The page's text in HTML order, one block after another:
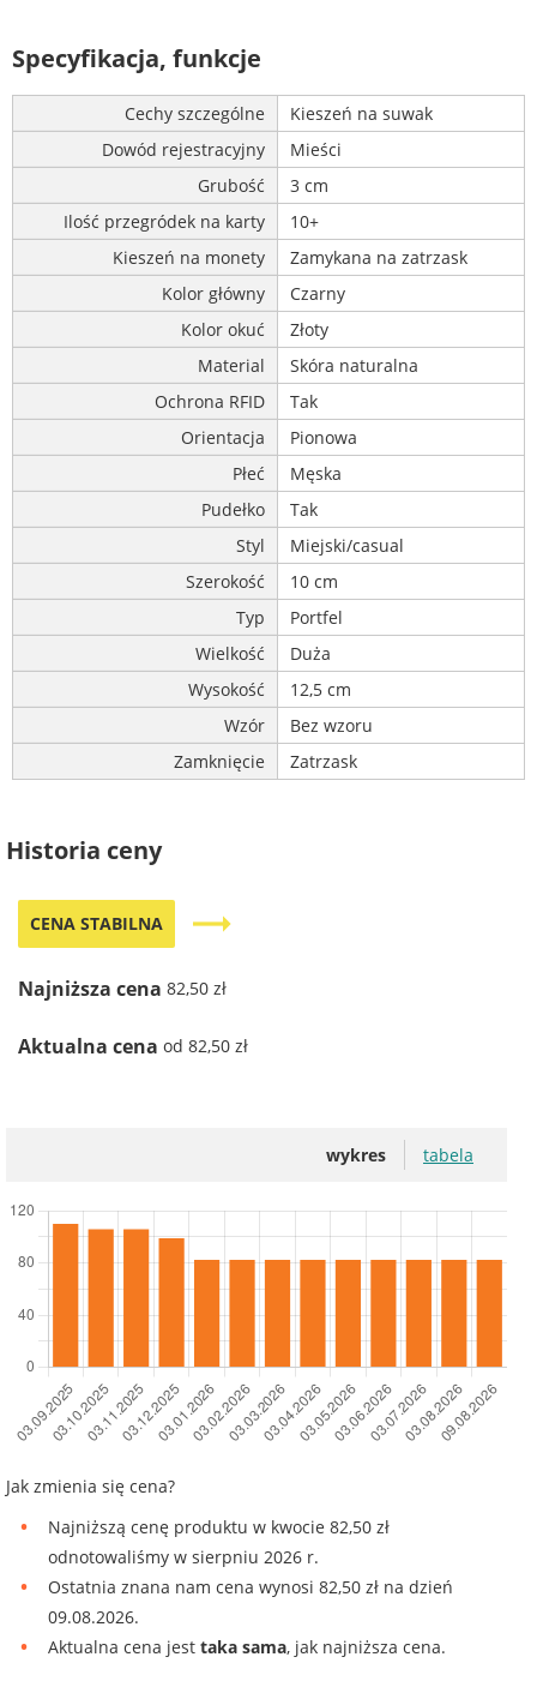
Specyfikacja, funkcje
Cechy szczególne
Kieszeń na suwak
Dowód rejestracyjny
Mieści
Grubość
3 cm
Ilość przegródek na karty
10+
Kieszeń na monety
Zamykana na zatrzask
Kolor główny
Czarny
Kolor okuć
Złoty
Material
Skóra naturalna
Ochrona RFID
Tak
Orientacja
Pionowa
Płeć
Męska
Pudełko
Tak
Styl
Miejski/casual
Szerokość
10 cm
Typ
Portfel
Wielkość
Duża
Wysokość
12,5 cm
Wzór
Bez wzoru
Zamknięcie
Zatrzask
Historia ceny
CENA STABILNA trending_flat
Najniższa cena 82,50 zł
Aktualna cena od 82,50 zł
wykres tabela
Jak zmienia się cena?
Najniższą cenę produktu w kwocie 82,50 zł
odnotowaliśmy w sierpniu 2026 r.
Ostatnia znana nam cena wynosi 82,50 zł na dzień
09.08.2026.
Aktualna cena jest taka sama, jak najniższa cena.